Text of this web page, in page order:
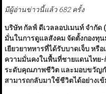
มีผู้อ่านข่าวนี้แล้ว 682 ครั้ง
บริษัท กัลฟ์ ดีเวลลอปเมนท์ จำกัด
มั่นในการดูแลสังคม จัดตั้งกองทุ
เยียวยาทหารที่ได้รับบาดเจ็บ หรื
ความมั่นคงในพื้นที่ชายแดนไทย-
ระดับคุณภาพชีวิต และมอบขวัญก
สามารถกลับมาใช้ชีวิตได้อย่างเ